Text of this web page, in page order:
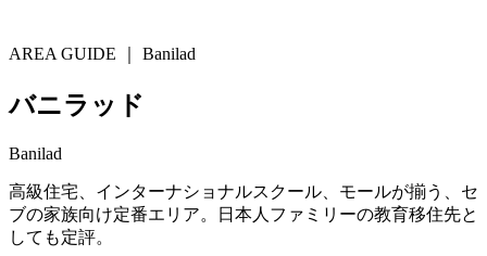
AREA GUIDE ｜ Banilad
バニラッド
Banilad
高級住宅、インターナショナルスクール、モールが揃う、セ
ブの家族向け定番エリア。日本人ファミリーの教育移住先と
しても定評。